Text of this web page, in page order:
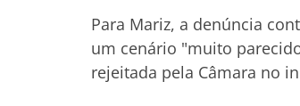
Para Mariz, a denúncia
um cenário "muito
rejeitada pela Câmara no